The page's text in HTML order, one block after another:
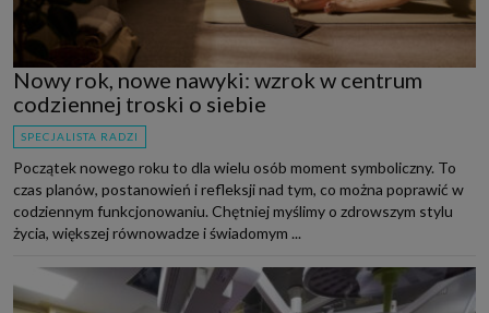
Nowy rok, nowe nawyki: wzrok w centrum
codziennej troski o siebie
SPECJALISTA RADZI
Początek nowego roku to dla wielu osób moment symboliczny. To
czas planów, postanowień i refleksji nad tym, co można poprawić w
codziennym funkcjonowaniu. Chętniej myślimy o zdrowszym stylu
życia, większej równowadze i świadomym ...